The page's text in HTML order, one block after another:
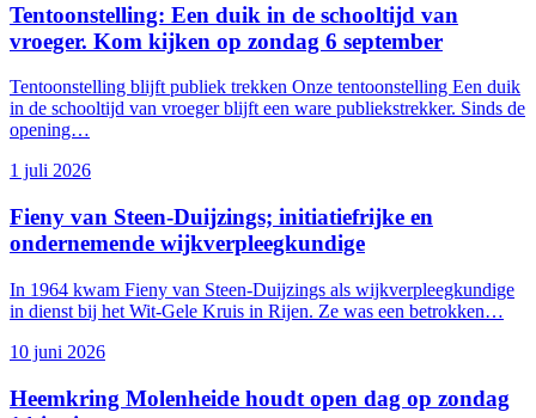
Canon
Educatie
Tentoonstelling: Een duik in de schooltijd van
vroeger. Kom kijken op zondag 6 september
Tentoonstelling blijft publiek trekken Onze tentoonstelling Een duik
in de schooltijd van vroeger blijft een ware publiekstrekker. Sinds de
opening…
1 juli 2026
Fieny van Steen-Duijzings; initiatiefrijke en
ondernemende wijkverpleegkundige
In 1964 kwam Fieny van Steen-Duijzings als wijkverpleegkundige
in dienst bij het Wit-Gele Kruis in Rijen. Ze was een betrokken…
10 juni 2026
Heemkring Molenheide houdt open dag op zondag